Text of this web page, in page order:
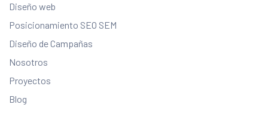
Diseño web
Posicionamiento SEO SEM
Diseño de Campañas
Nosotros
Proyectos
Blog